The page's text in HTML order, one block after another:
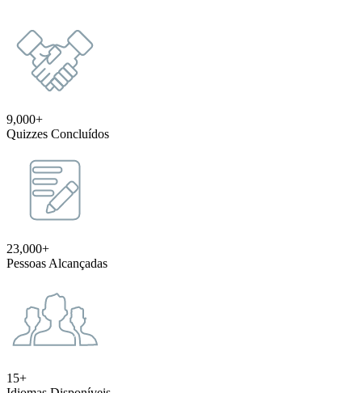
9,000+
Quizzes Concluídos
23,000+
Pessoas Alcançadas
15+